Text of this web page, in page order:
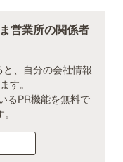
営業所の関係者
、自分の会社情報
す。
るPR機能を無料で